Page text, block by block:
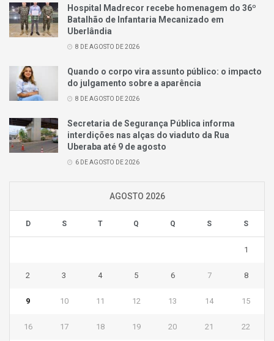
Hospital Madrecor recebe homenagem do 36º
Batalhão de Infantaria Mecanizado em
Uberlândia
8 DE AGOSTO DE 2026
Quando o corpo vira assunto público: o impacto
do julgamento sobre a aparência
8 DE AGOSTO DE 2026
Secretaria de Segurança Pública informa
interdições nas alças do viaduto da Rua
Uberaba até 9 de agosto
6 DE AGOSTO DE 2026
AGOSTO 2026
D S T Q Q S S
1
2 3 4 5 6 7 8
9 10 11 12 13 14 15
16 17 18 19 20 21 22